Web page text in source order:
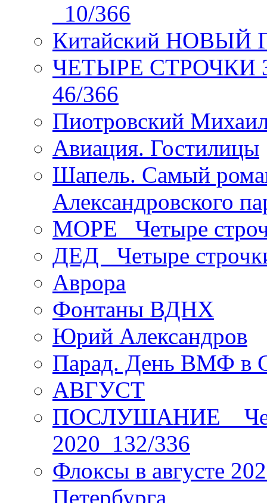
_10/366
Китайский НОВЫЙ
ЧЕТЫРЕ СТРОЧКИ
46/366
Пиотровский
Авиация. Гостилицы
Шапель. Самый
Александровского
МОРЕ _Четыре
ДЕД _Четыре
Аврора
Фонтаны ВДНХ
Юрий Александров
Парад. День ВМФ в
АВГУСТ
ПОСЛУШАНИЕ _
2020_132/336
Флоксы в августе
Петербурга